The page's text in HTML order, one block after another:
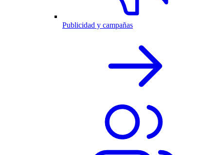
Publicidad y campañas